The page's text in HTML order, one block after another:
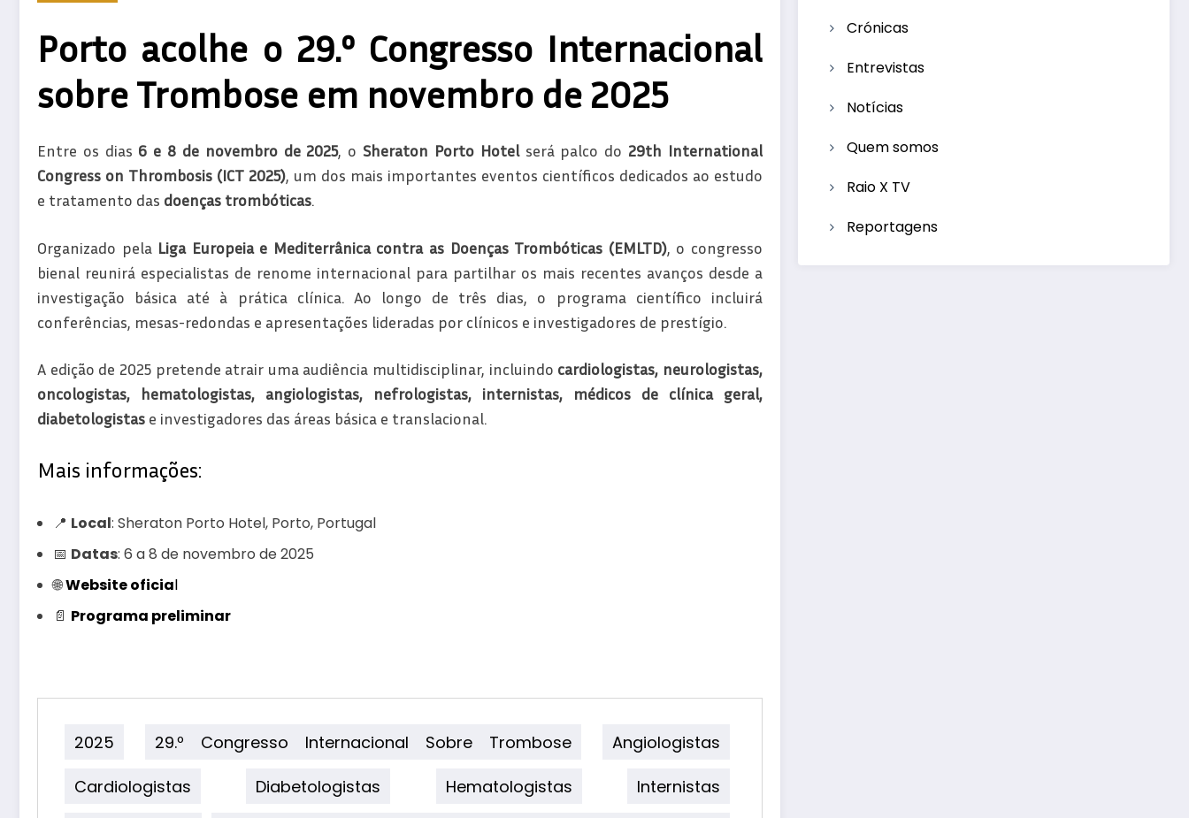
Porto acolhe o 29.º Congresso Internacional
sobre Trombose em novembro de 2025
Entre os dias 6 e 8 de novembro de 2025, o Sheraton Porto Hotelserá palco do 29th International
Congress on Thrombosis (ICT 2025), um dos mais importantes eventos científicos dedicados ao estudo
e tratamento das doenças trombóticas.
Organizado pela Liga Europeia e Mediterrânica contra as Doenças Trombóticas (EMLTD), o congresso
bienal reunirá especialistas de renome internacional para partilhar os mais recentes avanços desde a
investigação básica até à prática clínica. Ao longo de três dias, o programa científico incluirá
conferências, mesas-redondas e apresentações lideradas por clínicos e investigadores de prestígio.
A edição de 2025 pretende atrair uma audiência multidisciplinar, incluindo cardiologistas, neurologistas,
oncologistas, hematologistas, angiologistas, nefrologistas, internistas, médicos de clínica geral,
diabetologistas e investigadores das áreas básica e translacional.
Mais informações:
📍 Local: Sheraton Porto Hotel, Porto, Portugal
📅 Datas: 6 a 8 de novembro de 2025
🌐Website oficial
📄 Programa preliminar
2025 29.º Congresso Internacional Sobre Trombose
Angiologistas
Cardiologistas
Diabetologistas Hematologistas
Internistas
Crónicas
Entrevistas
Notícias
Quem somos
Raio X TV
Reportagens